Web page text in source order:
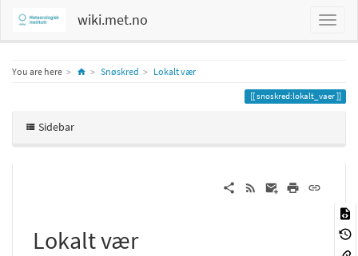
wiki.met.no
You are here HomeSnøskred Lokalt vær
snoskred:lokalt_vaer
Sidebar
Lokalt vær